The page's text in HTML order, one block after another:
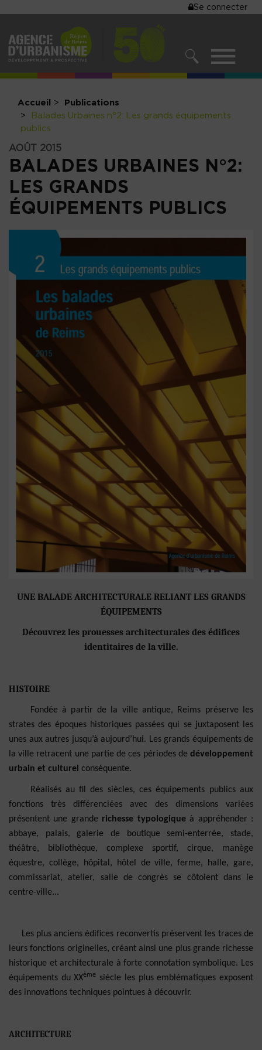
contenu
principal
MENU
DE
Se connecter
MENU
Accueil Publications
Balades Urbaines n°2: Les grands équipements
publics
AOÛT 2015
BALADES URBAINES N°2:
LES GRANDS
ÉQUIPEMENTS PUBLICS
UNE BALADE ARCHITECTURALE RELIANT LES GRANDS
ÉQUIPEMENTS
Découvrez les prouesses architecturales des édifices
identitaires de la ville.
HISTOIRE
Fondée à partir de la ville antique, Reims préserve les
strates des époques historiques passées qui se juxtaposent les
unes aux autres jusqu’à aujourd’hui. Les grands équipements de
la ville retracent une partie de ces périodes de développement
urbain et culturel conséquente.
Réalisés au fil des siècles, ces équipements publics aux
fonctions très différenciées avec des dimensions variées
présentent une grande richesse typologiqueà appréhender :
abbaye, palais, galerie de boutique semi-enterrée, stade,
théâtre, bibliothèque, complexe sportif, cirque, manège
équestre, collège, hôpital, hôtel de ville, ferme, halle, gare,
commissariat, atelier, salle de congrès se côtoient dans le
centre-ville...
Les plus anciens édifices reconvertis préservent les traces de
leurs fonctions originelles, créant ainsi une plus grande richesse
historique et architecturale à forte connotation symbolique. Les
équipements du XXème siècle les plus emblématiques exposent
des innovations techniques pointues à découvrir.
ARCHITECTURE